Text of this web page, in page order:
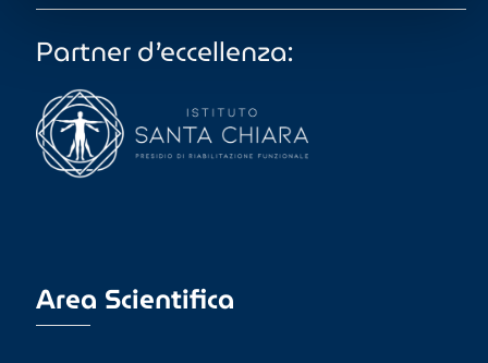
Partner d’eccellenza:
Area Scientifica